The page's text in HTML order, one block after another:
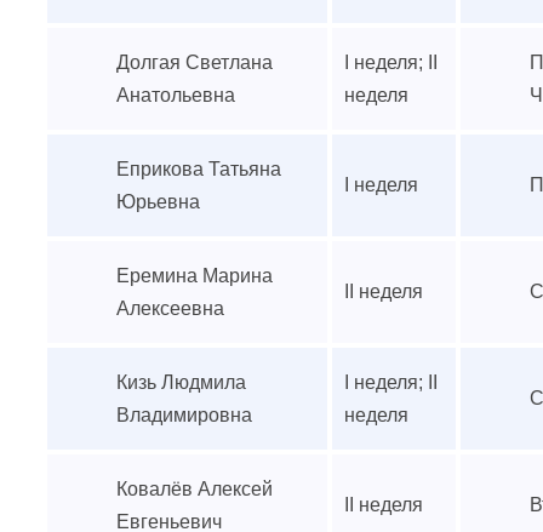
Долгая Светлана
Анатольевна
I неделя; II
неделя
Еприкова Татьяна
Юрьевна
I неделя
Еремина Марина
Алексеевна
II неделя
Кизь Людмила
Владимировна
I неделя; II
неделя
Ковалёв Алексей
Евгеньевич
II неделя